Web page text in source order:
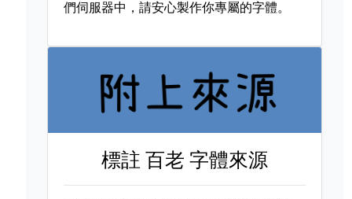
們伺服器中，請安心製作你專屬的字體。
標註百老 字體來源